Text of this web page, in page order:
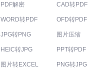
PDF解密 CAD转PDF
WORD转PDF OFD转PDF
JPG转PNG 图片压缩
HEIC转JPG PPT转PDF
图片转EXCEL PNG转JPG